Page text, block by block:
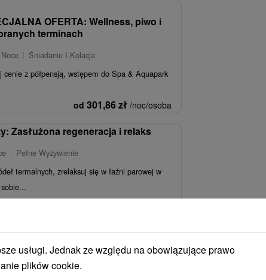
OFERTA: Wellness, piwo i
terminach
Śniadanie I Kolacja
z półpensją, wstępem do Spa & Aquapark
od 301,86zł /noc/osoba
Zasłużona regeneracja i relaks
Pełne Wyżywienie
termalnych, zrelaksuj się w łaźni parowej w
od483,87zł /noc/osoba
usługi. Jednak ze względu na obowiązujące prawo
plików cookie.